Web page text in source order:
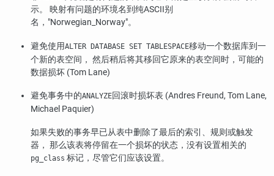
示。 映射有问题的环境名到纯ASCII别
名， "Norwegian_Norway"。
避免使用ALTER DATABASE SET TABLESPACE移动一个数据库到一
个新的表空间， 然后稍后将其移回它原来的表空间时，可能的
数据损坏 (Tom Lane)
避免事务中的ANALYZE回滚时损坏表 (Andres Freund, Tom Lane,
Michael Paquier)
如果失败的事务早已从表中删除了最后的索引、规则或触发
器， 那么该表将停留在一个损坏的状态，没有设置相关的
pg_class 标记，尽管它们应该设置。